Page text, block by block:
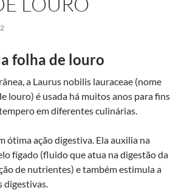
folha de louro
a Laurus nobilis lauraceae (nome
louro) é usada há muitos anos para fins
em diferentes culinárias.
ótima ação digestiva. Ela auxilia na
fígado (fluido que atua na digestão da
de nutrientes) e também estimula a
digestivas.